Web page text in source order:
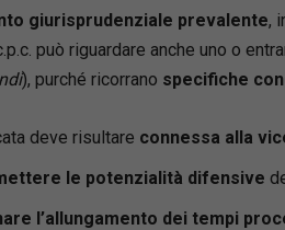
giurisprudenziale prevalente,
può riguardare anche uno o
), purché ricorrano specifiche
deve risultare connessa alla
le potenzialità difensive
l’allungamento dei tempi